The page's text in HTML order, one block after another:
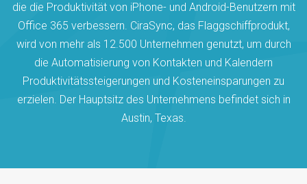
die die Produktivität von iPhone- und Android-Benutzern mit
Office 365 verbessern. CiraSync, das Flaggschiffprodukt,
wird von mehr als 12.500 Unternehmen genutzt, um durch
die Automatisierung von Kontakten und Kalendern
Produktivitätssteigerungen und Kosteneinsparungen zu
erzielen. Der Hauptsitz des Unternehmens befindet sich in
Austin, Texas.